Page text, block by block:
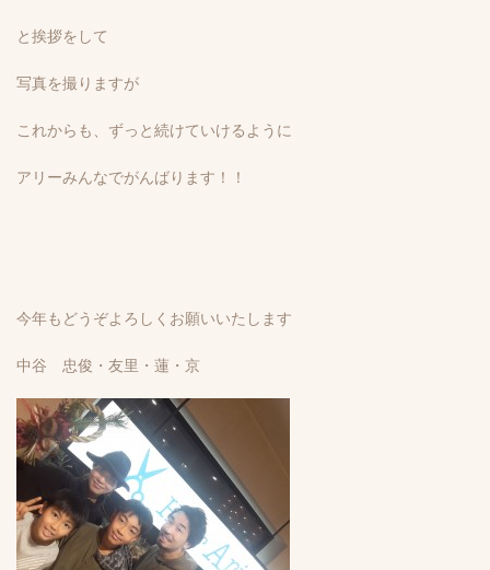
と挨拶をして
写真を撮りますが
これからも、ずっと続けていけるように
アリーみんなでがんばります！！
今年もどうぞよろしくお願いいたします
中谷 忠俊・友里・蓮・京